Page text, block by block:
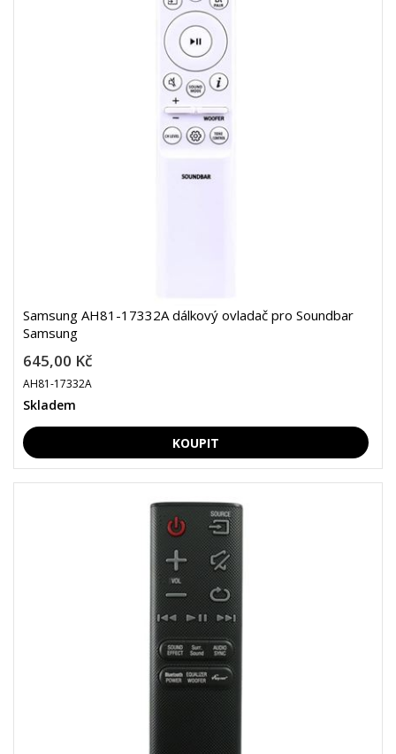
Samsung AH81-17332A dálkový ovladač pro Soundbar
Samsung
645,00 Kč
AH81-17332A
Skladem